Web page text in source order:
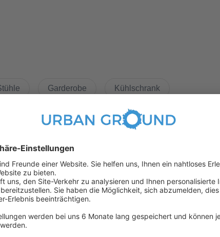
gehören zu den integrierten Angeboten des Hauses. Im
nimmt Ihnen viele Pflichten des Alltags ab und schenkt Ihnen
mit seinen Parkanlagen, dem Berlin-Spandauer-Schifffahrtskanal
Rückzugsort am Puls der Hauptstadt.
Garderobe Kühlschrank
(in 1000 meter umkreis)